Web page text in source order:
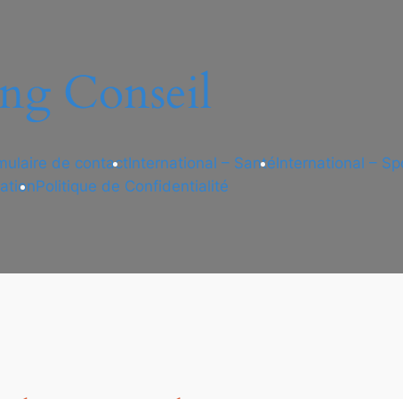
Conseil
de contactInternational – SantéInternational –
Politique de Confidentialité